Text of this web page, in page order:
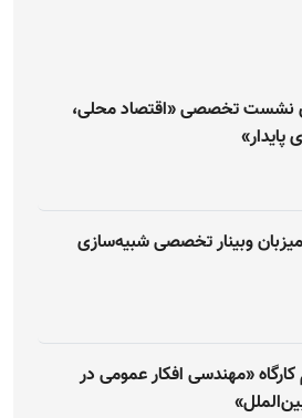
نشست تخصصی «اقتصاد محلی،
وبینار تخصصی شبیه‌سازی
«مهندسی افکار عمومی در